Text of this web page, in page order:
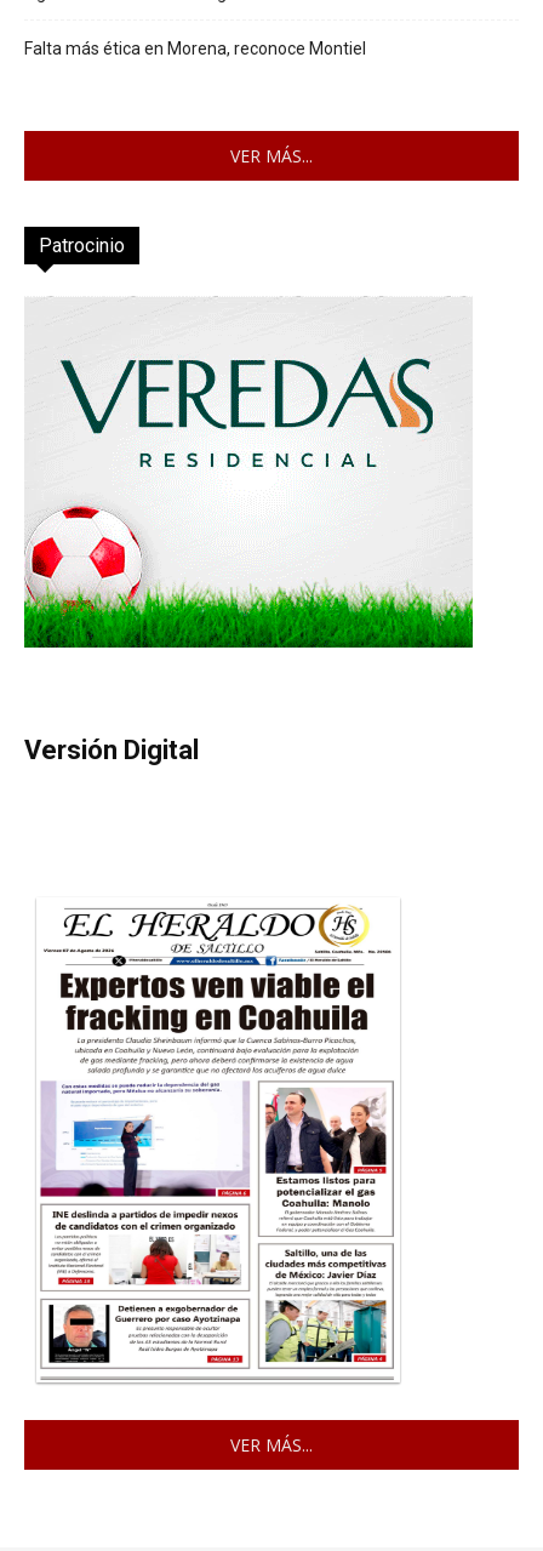
Falta más ética en Morena, reconoce Montiel
VER MÁS...
Patrocinio
Versión Digital
VER MÁS...